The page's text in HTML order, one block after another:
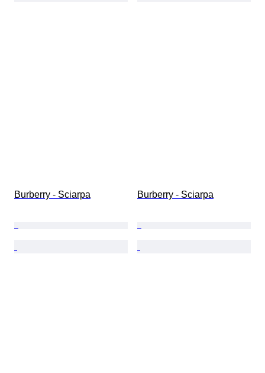
Burberry - Sciarpa Burberry - Sciarpa